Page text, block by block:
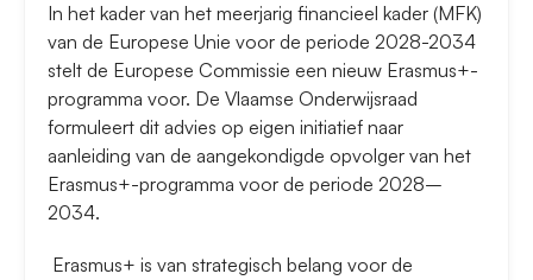
In het kader van het meerjarig financieel kader (MFK)
van de Europese Unie voor de periode 2028-2034
stelt de Europese Commissie een nieuw Erasmus+-
programma voor. De Vlaamse Onderwijsraad
formuleert dit advies op eigen initiatief naar
aanleiding van de aangekondigde opvolger van het
Erasmus+-programma voor de periode 2028–
2034.
Erasmus+ is van strategisch belang voor de